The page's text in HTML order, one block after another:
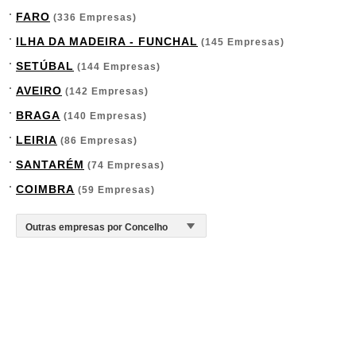
FARO (336 Empresas)
ILHA DA MADEIRA - FUNCHAL (145 Empresas)
SETÚBAL (144 Empresas)
AVEIRO (142 Empresas)
BRAGA (140 Empresas)
LEIRIA (86 Empresas)
SANTARÉM (74 Empresas)
COIMBRA (59 Empresas)